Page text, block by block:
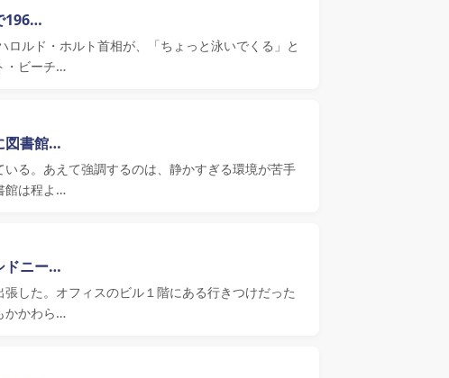
196…
ロルド・ホルト首相が、「ちょっと泳いでくる」と
・ビーチ…
図書館…
る。あえて強調するのは、静かすぎる環境が苦手
館は程よ…
ドニー…
した。オフィスのビル１階にある行きつけだった
かかわら…